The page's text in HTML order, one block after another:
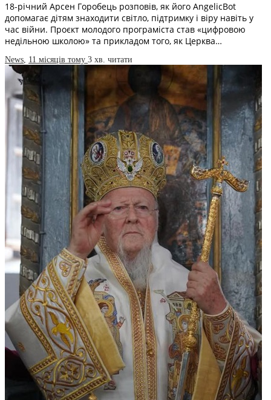
18-річний Арсен Горобець розповів, як його AngelicBot
допомагає дітям знаходити світло, підтримку і віру навіть у
час війни. Проєкт молодого програміста став «цифровою
недільною школою» та прикладом того, як Церква…
News, 11 місяців тому 3 хв. читати